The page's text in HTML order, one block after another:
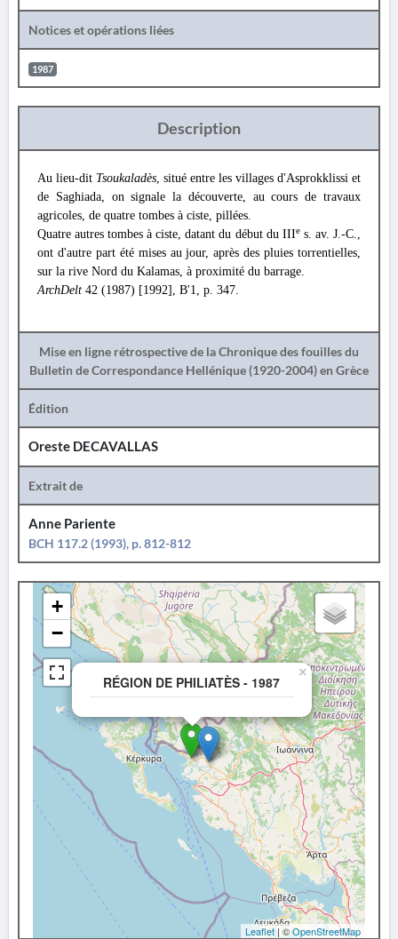
Notices et opérations liées
1987
Description
Au lieu-dit Tsoukaladès, situé entre les villages d'Asprokklissi et
de Saghiada, on signale la découverte, au cours de travaux
agricoles, de quatre tombes à ciste, pillées.
Quatre autres tombes à ciste, datant du début du IIIes. av. J.-C.,
ont d'autre part été mises au jour, après des pluies torrentielles,
sur la rive Nord du Kalamas, à proximité du barrage.
ArchDelt 42 (1987) [1992], Β'1, p. 347.
Mise en ligne rétrospective de la Chronique des fouilles du
Bulletin de Correspondance Hellénique (1920-2004) en Grèce
Édition
Oreste DECAVALLAS
Extrait de
Anne Pariente
BCH 117.2 (1993), p. 812-812
RÉGION DE PHILIATÈS - 1987
×
+
−
Leaflet | ©OpenStreetMap